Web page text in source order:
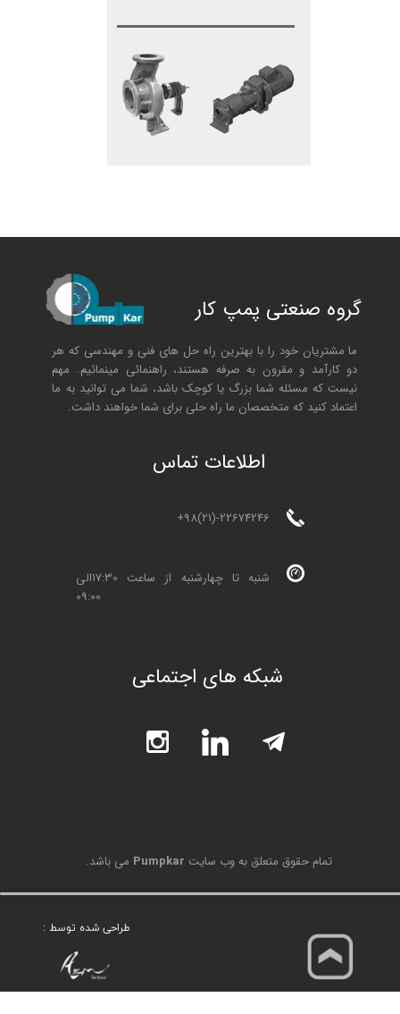
گروه صنعتی پمپ کار
ما مشتریان خود را با بهترین راه حل های فنی و مهندسی که هر
دو کارآمد و مقرون به صرفه هستند، راهنمائی مینمائیم. مهم
نیست که مسئله شما بزرگ یا کوچک باشد، شما می توانید به ما
اعتماد کنید که متخصصان ما راه حلی برای شما خواهند داشت.
اطلاعات تماس
+98(21)-22674246
شنبه تا چهارشنبه از ساعت 17:30الی
09:00
شبکه های اجتماعی
تمام حقوق متعلق به وب سایت Pumpkar می باشد.
طراحی شده توسط :